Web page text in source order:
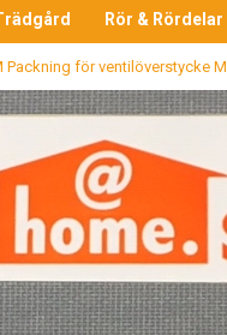
Rör & Rördelar
Packning för ventilöverstycke